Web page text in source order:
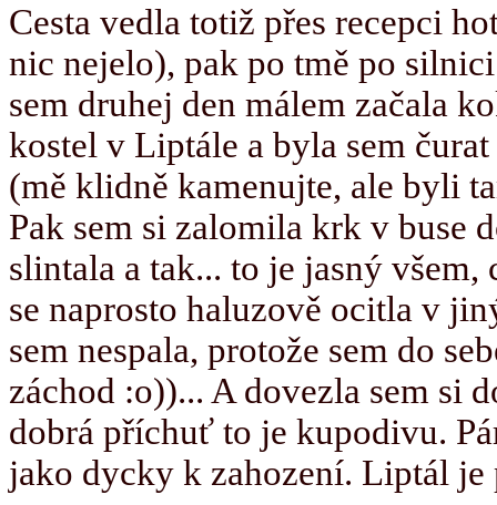
Cesta vedla totiž přes recepci
nic nejelo), pak po tmě po
sem druhej den málem začala
kostel v Liptále a byla sem
(mě klidně kamenujte, ale byli
Pak sem si zalomila krk v buse
slintala a tak... to je jasný všem,
se naprosto haluzově ocitla v
sem nespala, protože sem do
záchod :o))... A dovezla sem si
dobrá příchuť to je kupodivu.
jako dycky k zahození. Liptál je